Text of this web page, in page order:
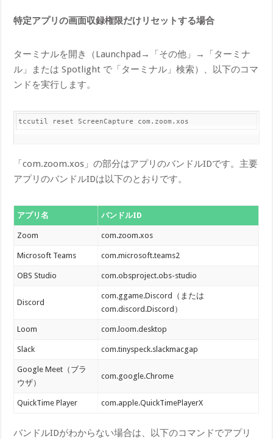
特定アプリの画面収録権限だけリセットする場合
ターミナルを開き（Launchpad→「その他」→「ターミナ
ル」または Spotlight で「ターミナル」検索）、以下のコマ
ンドを実行します。
tccutil reset ScreenCapture com.zoom.xos
「com.zoom.xos」の部分はアプリのバンドルIDです。主要
アプリのバンドルIDは以下のとおりです。
アプリ名 バンドルID
Zoom com.zoom.xos
Microsoft Teams com.microsoft.teams2
OBS Studio com.obsproject.obs-studio
Discord
com.ggame.Discord（または
com.discord.Discord）
Loom com.loom.desktop
Slack com.tinyspeck.slackmacgap
Google Meet（ブラ
ウザ）
com.google.Chrome
QuickTime Player com.apple.QuickTimePlayerX
バンドルIDがわからない場合は、以下のコマンドでアプリ